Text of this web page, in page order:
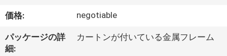
つ
い
価格: negotiable
パッケージの詳
細:
カートンが付いている金属フレーム